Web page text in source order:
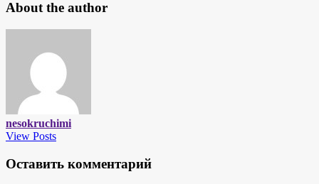
About the author
nesokruchimi
View Posts
Оставить комментарий